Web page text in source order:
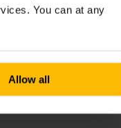
You can at any
Allow all